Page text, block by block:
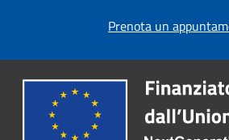
Prenota un